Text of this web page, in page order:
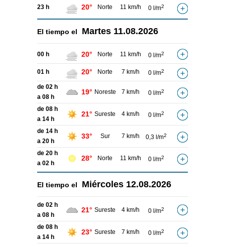
23 h 20° Norte 11 km/h 0 l/m2
El tiempo el Martes 11.08.2026
00 h 20° Norte 11 km/h 0 l/m2
01 h 20° Norte 7 km/h 0 l/m2
de 02 h
a 08 h
19° Noreste 7 km/h 0 l/m2
de 08 h
a 14 h
21° Sureste 4 km/h 0 l/m2
de 14 h
a 20 h
33° Sur 7 km/h 0,3 l/m2
de 20 h
a 02 h
28° Norte 11 km/h 0 l/m2
El tiempo el Miércoles 12.08.2026
de 02 h
a 08 h
21° Sureste 4 km/h 0 l/m2
de 08 h
a 14 h
23° Sureste 7 km/h 0 l/m2